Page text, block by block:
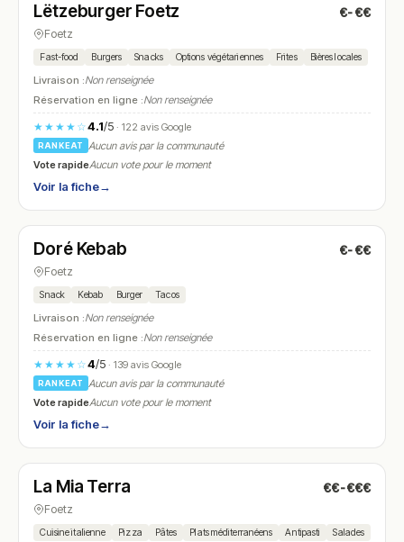
N° 6
Lëtzeburger Foetz €-€€
Foetz
Fast-food Burgers Snacks Options végétariennes Frites Bières locales
Livraison :Non renseignée
Réservation en ligne :Non renseignée
★★★★☆4.1/5· 122 avis Google
RANKEAT
Aucun avis par la communauté
Vote rapideAucun vote pour le moment
Voir la fiche→
N° 7
Doré Kebab €-€€
Foetz
Snack Kebab Burger Tacos
Livraison :Non renseignée
Réservation en ligne :Non renseignée
★★★★☆4/5· 139 avis Google
RANKEAT
Aucun avis par la communauté
Vote rapideAucun vote pour le moment
Voir la fiche→
N° 8
La Mia Terra €€-€€€
Foetz
Cuisine italienne Pizza Pâtes Plats méditerranéens Antipasti Salades